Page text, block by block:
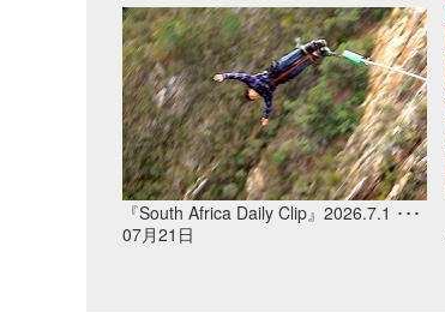
『South Africa Daily Clip』2026.7.1 ･･･
07月21日